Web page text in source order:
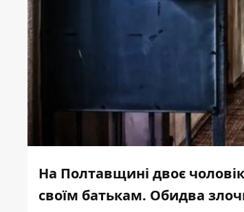
На Полтавщині двоє
своїм батькам. Обидва